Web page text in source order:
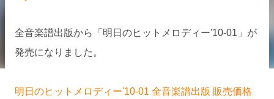
全音楽譜出版から「明日のヒットメロディー'10-01」が
発売になりました。
明日のヒットメロディー'10-01 全音楽譜出版 販売価格